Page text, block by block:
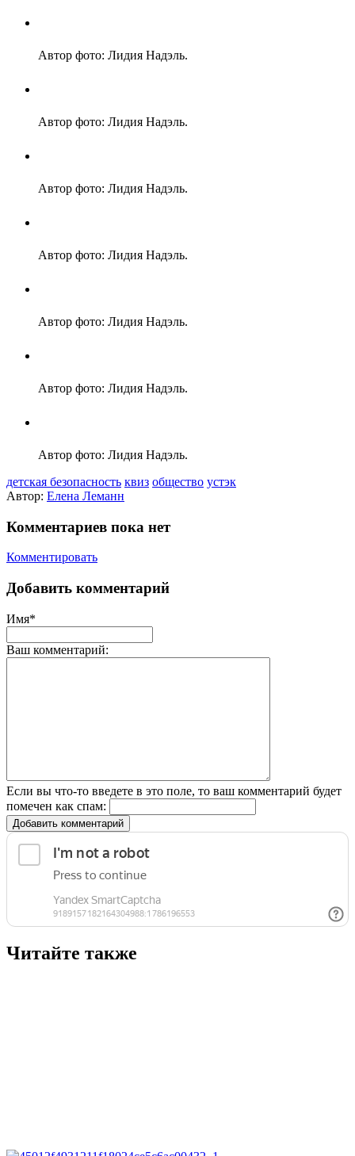
Автор фото: Лидия Надэль.
Автор фото: Лидия Надэль.
Автор фото: Лидия Надэль.
Автор фото: Лидия Надэль.
Автор фото: Лидия Надэль.
Автор фото: Лидия Надэль.
Автор фото: Лидия Надэль.
детская безопасность квиз общество устэк
Автор: Елена Леманн
Комментариев пока нет
Комментировать
Добавить комментарий
Имя*
Ваш комментарий:
Если вы что-то введете в это поле, то ваш комментарий будет
помечен как спам:
Добавить комментарий
Читайте также